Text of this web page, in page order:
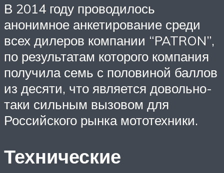
В 2014 году проводилось
анонимное анкетирование среди
всех дилеров компании “PATRON”,
по результатам которого компания
получила семь с половиной баллов
из десяти, что является довольно-
таки сильным вызовом для
Российского рынка мототехники.
Технические